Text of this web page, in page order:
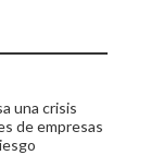
una crisis
de empresas